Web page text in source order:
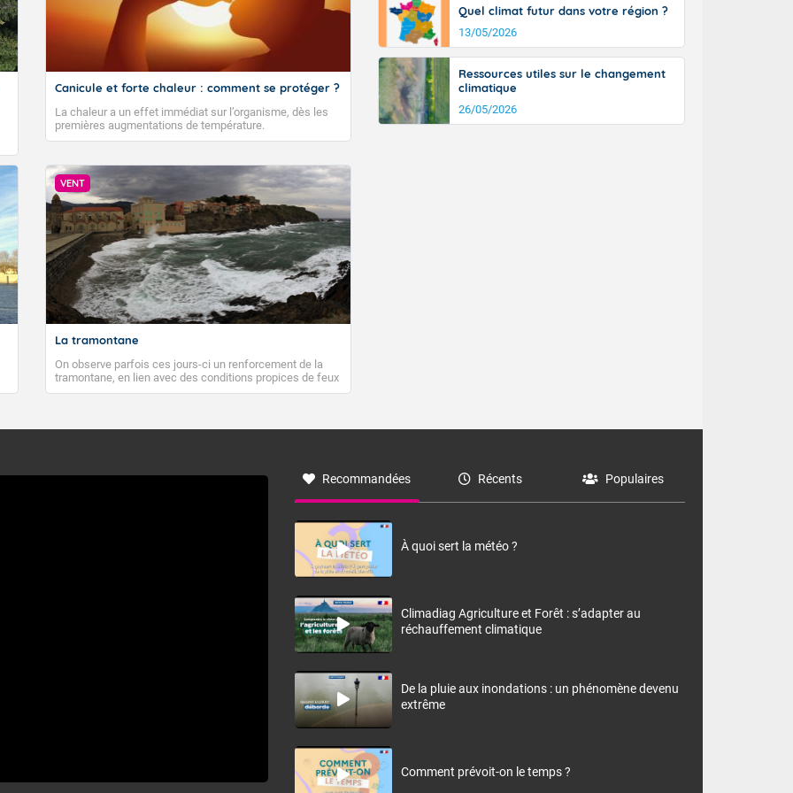
Canicule et forte chaleur : comment se protéger ?
La chaleur a un effet immédiat sur l’organisme, dès les
premières augmentations de température.
VENT
La tramontane
On observe parfois ces jours-ci un renforcement de la
tramontane, en lien avec des conditions propices de feux
de forêt. Mais qu'est-ce que la tramontane ? Quelles sont
à nord-ouest, dans un secteur qui part du Roussillon à la
monts, en allusion aux régions montagneuses d’où
Quel climat futur dans votre région ?
13/05/2026
Ressources utiles sur le changement
climatique
26/05/2026
Recommandées Récents Populaires
À quoi sert la météo ?
Climadiag Agriculture et Forêt : s’adapter au
réchauffement climatique
De la pluie aux inondations : un phénomène devenu
extrême
Comment prévoit-on le temps ?